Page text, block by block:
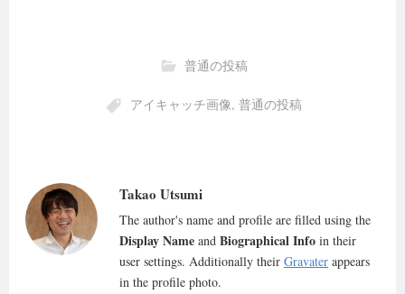
普通の投稿
アイキャッチ画像, 普通の投稿
Takao Utsumi
The author's name and profile are filled using the
Display Name and Biographical Info in their
user settings. Additionally their Gravater appears
in the profile photo.